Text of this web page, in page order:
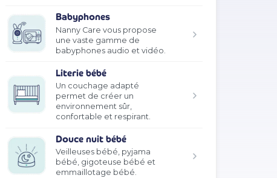
Babyphones
Nanny Care vous propose
une vaste gamme de
babyphones audio et vidéo.
Literie bébé
Un couchage adapté
permet de créer un
environnement sûr,
confortable et respirant.
Douce nuit bébé
Veilleuses bébé, pyjama
bébé, gigoteuse bébé et
emmaillotage bébé.